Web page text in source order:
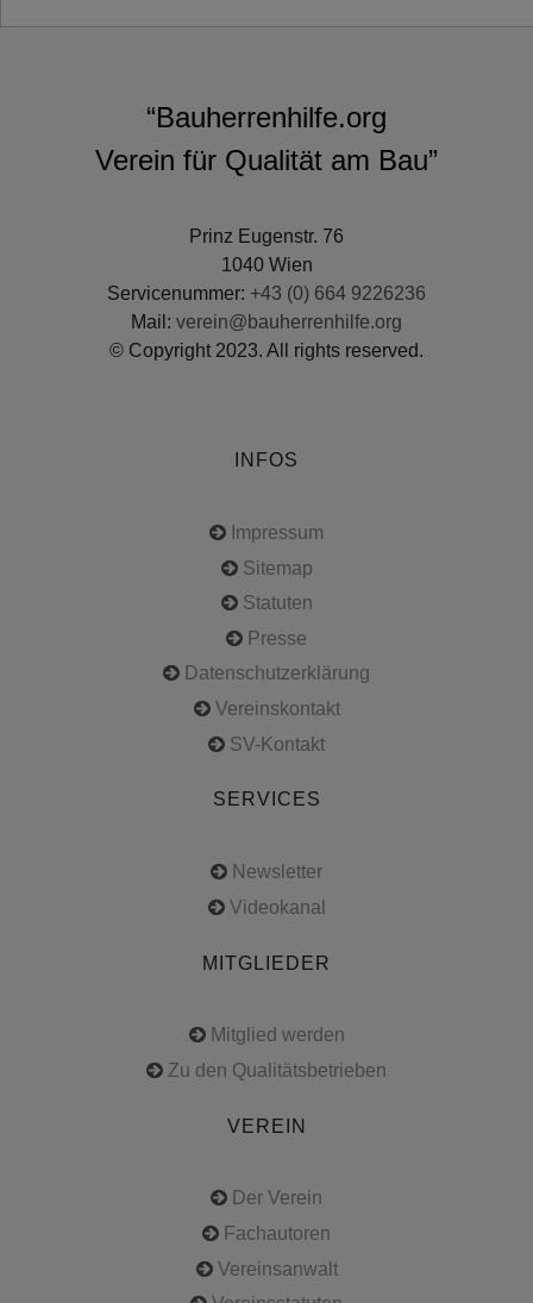
“Bauherrenhilfe.org
Verein für Qualität am Bau”
Prinz Eugenstr. 76
1040 Wien
Servicenummer: +43 (0) 664 9226236
Mail: verein@bauherrenhilfe.org
© Copyright 2023. All rights reserved.
INFOS
Impressum
Sitemap
Statuten
Presse
Datenschutzerklärung
Vereinskontakt
SV-Kontakt
SERVICES
Newsletter
Videokanal
MITGLIEDER
Mitglied werden
Zu den Qualitätsbetrieben
VEREIN
Der Verein
Fachautoren
Vereinsanwalt